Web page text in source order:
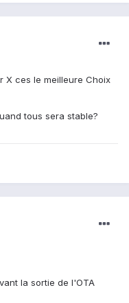
X ces le meilleure Choix
tous sera stable?
la sortie de l'OTA